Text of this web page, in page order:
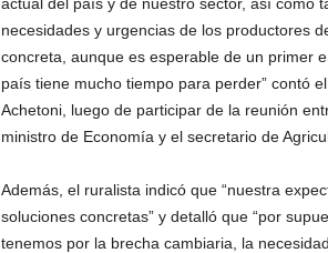
necesidades y urgencias de los productores
concreta, aunque es esperable de un primer
país tiene mucho tiempo para perder” contó
Achetoni, luego de participar de la reunión
ministro de Economía y el secretario de
Además, el ruralista indicó que “nuestra
soluciones concretas” y detalló que “por
tenemos por la brecha cambiaria, la